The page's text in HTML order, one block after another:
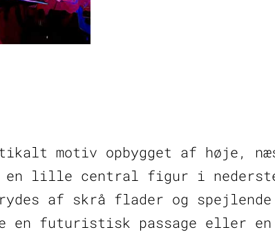
motiv opbygget af høje,
en lille central figur i
af skrå flader og
futuristisk passage eller en